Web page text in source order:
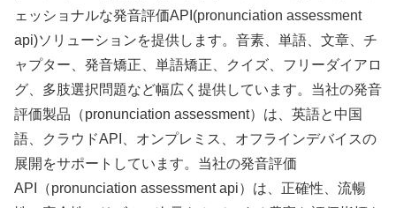
ェッショナルな発音評価API(pronunciation assessment
api)ソリューションを提供します。音素、単語、文章、チ
ャプター、発音矯正、単語矯正、クイズ、フリーダイアロ
グ、多肢選択問題など幅広く提供しています。当社の発音
評価製品（pronunciation assessment）は、英語と中国
語、クラウドAPI、オンプレミス、オフラインデバイスの
展開をサポートしています。当社の発音評価
API（pronunciation assessment api）は、正確性、流暢